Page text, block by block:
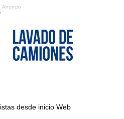
Anuncio
desde inicio Web